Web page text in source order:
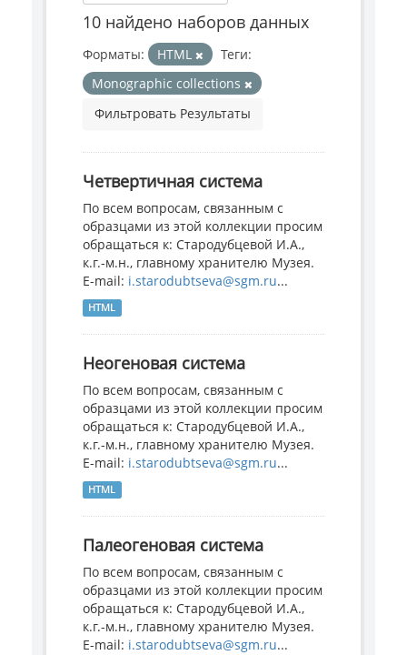
10 найдено наборов данных
Форматы: HTML
Теги:
Monographic collections
Фильтровать Результаты
Четвертичная система
По всем вопросам, связанным с
образцами из этой коллекции просим
обращаться к: Стародубцевой И.А.,
к.г.-м.н., главному хранителю Музея.
E-mail: i.starodubtseva@sgm.ru...
HTML
Неогеновая система
По всем вопросам, связанным с
образцами из этой коллекции просим
обращаться к: Стародубцевой И.А.,
к.г.-м.н., главному хранителю Музея.
E-mail: i.starodubtseva@sgm.ru...
HTML
Палеогеновая система
По всем вопросам, связанным с
образцами из этой коллекции просим
обращаться к: Стародубцевой И.А.,
к.г.-м.н., главному хранителю Музея.
E-mail: i.starodubtseva@sgm.ru...